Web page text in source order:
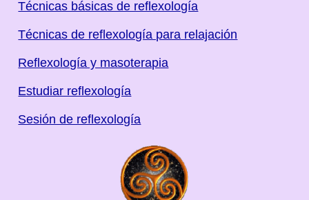
Técnicas básicas de reflexología
Técnicas de reflexología para relajación
Reflexología y masoterapia
Estudiar reflexología
Sesión de reflexología